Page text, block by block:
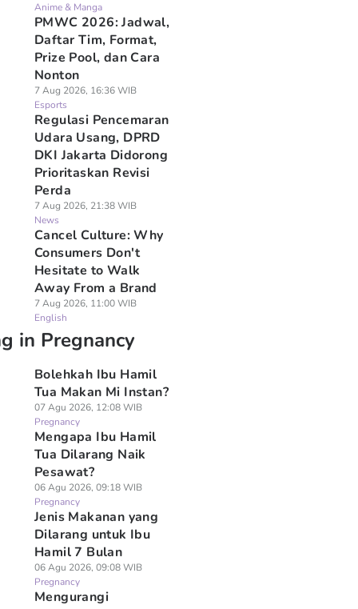
Anime & Manga
PMWC 2026: Jadwal,
Daftar Tim, Format,
Prize Pool, dan Cara
Nonton
7 Aug 2026, 16:36 WIB
Esports
Regulasi Pencemaran
Udara Usang, DPRD
DKI Jakarta Didorong
Prioritaskan Revisi
Perda
7 Aug 2026, 21:38 WIB
News
Cancel Culture: Why
Consumers Don't
Hesitate to Walk
Away From a Brand
7 Aug 2026, 11:00 WIB
English
in Pregnancy
Bolehkah Ibu Hamil
Tua Makan Mi Instan?
07 Agu 2026, 12:08 WIB
Pregnancy
Mengapa Ibu Hamil
Tua Dilarang Naik
Pesawat?
06 Agu 2026, 09:18 WIB
Pregnancy
Jenis Makanan yang
Dilarang untuk Ibu
Hamil 7 Bulan
06 Agu 2026, 09:08 WIB
Pregnancy
Mengurangi